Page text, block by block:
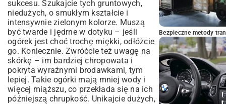
sukcesu. Szukajcie tych gruntowych,
niedużych, o smukłym kształcie i
intensywnie zielonym kolorze. Muszą
być twarde i jędrne w dotyku – jeśli
ogórek jest choć trochę miękki, odłóżcie
go. Koniecznie. Zwróćcie też uwagę na
skórkę – im bardziej chropowata i
pokryta wyraźnymi brodawkami, tym
lepiej. Takie ogórki mają mniej wody i
więcej miąższu, co przekłada się na ich
późniejszą chrupkość. Unikajcie dużych,
Bezpieczne metody